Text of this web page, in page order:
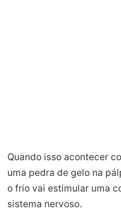
Quando isso acontecer
uma pedra de gelo na
o frio vai estimular uma
sistema nervoso.